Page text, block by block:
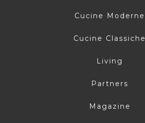
Cucine Moderne
Cucine Classiche
Living
Partners
Magazine